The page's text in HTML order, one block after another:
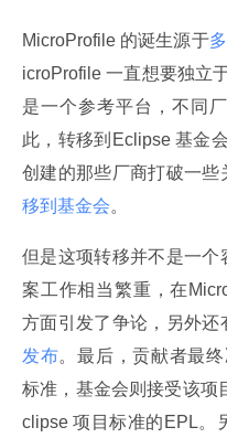
MicroProfile 的诞生源于
icroProfile 一直想要独立
是一个参考平台，不同
此，转移到Eclipse 基金
创建的那些厂商打破一些
移到基金会。
但是这项转移并不是一个
案工作相当繁重，在
方面引发了争论，另外还
发布。最后，贡献者最
标准，基金会则接受该项
clipse 项目标准的EPL。